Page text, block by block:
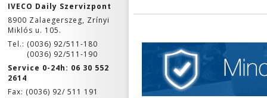
IVECO Daily Szervizpont
8900 Zalaegerszeg, Zrínyi
Miklós u. 105.
Tel.: (0036) 92/511-180
(0036) 92/511-190
Service 0-24h: 06 30 552
2614
Fax: (0036) 92/ 511 191